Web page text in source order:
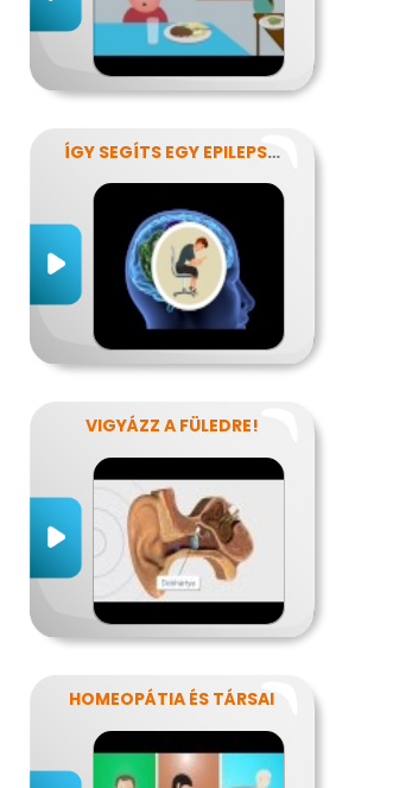
ÍGY SEGÍTS EGY EPILEPSZIÁSNAK
VIGYÁZZ A FÜLEDRE!
HOMEOPÁTIA ÉS TÁRSAI